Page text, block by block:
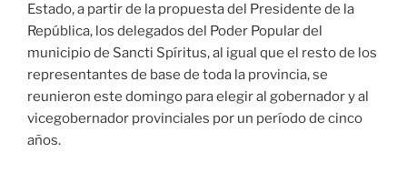
Estado, a partir de la propuesta del Presidente de la
República, los delegados del Poder Popular del
municipio de Sancti Spíritus, al igual que el resto de los
representantes de base de toda la provincia, se
reunieron este domingo para elegir al gobernador y al
vicegobernador provinciales por un período de cinco
años.